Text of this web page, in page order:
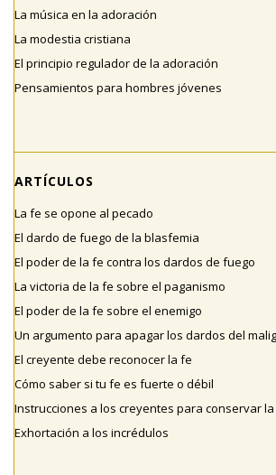
La música en la adoración
La modestia cristiana
El principio regulador de la adoración
Pensamientos para hombres jóvenes
ARTÍCULOS
La fe se opone al pecado
El dardo de fuego de la blasfemia
El poder de la fe contra los dardos de fuego
La victoria de la fe sobre el paganismo
El poder de la fe sobre el enemigo
Un argumento para apagar los dardos del
El creyente debe reconocer la fe
Cómo saber si tu fe es fuerte o débil
Instrucciones a los creyentes para conservar
Exhortación a los incrédulos